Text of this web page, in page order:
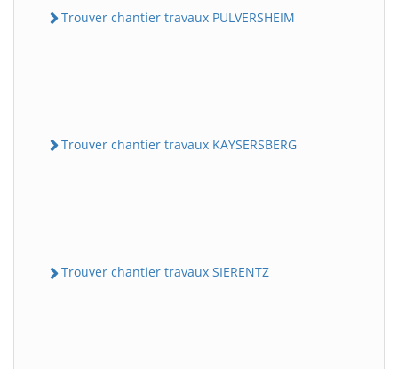
Trouver chantier travaux PULVERSHEIM
Trouver chantier travaux KAYSERSBERG
Trouver chantier travaux SIERENTZ